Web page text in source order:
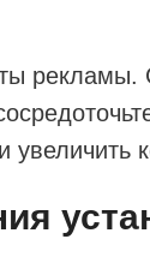
рекламы.